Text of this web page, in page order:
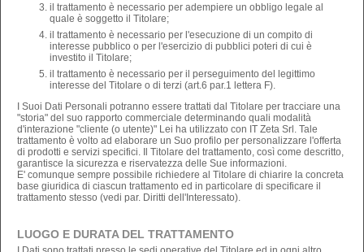
il trattamento è necessario per adempiere un obbligo legale al
quale è soggetto il Titolare;
il trattamento è necessario per l'esecuzione di un compito di
interesse pubblico o per l'esercizio di pubblici poteri di cui è
investito il Titolare;
il trattamento è necessario per il perseguimento del legittimo
interesse del Titolare o di terzi (art.6 par.1 lettera F).
I Suoi Dati Personali potranno essere trattati dal Titolare per tracciare una
"storia" del suo rapporto commerciale determinando quali modalità
d'interazione "cliente (o utente)" Lei ha utilizzato con IT Zeta Srl. Tale
trattamento è volto ad elaborare un Suo profilo per personalizzare l'offerta
di prodotti e servizi specifici. Il Titolare del trattamento, così come descritto,
garantisce la sicurezza e riservatezza delle Sue informazioni.
E' comunque sempre possibile richiedere al Titolare di chiarire la concreta
base giuridica di ciascun trattamento ed in particolare di specificare il
trattamento stesso (vedi par. Diritti dell'Interessato).
LUOGO E DURATA DEL TRATTAMENTO